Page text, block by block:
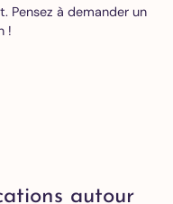
Pensez à demander un
!
autour